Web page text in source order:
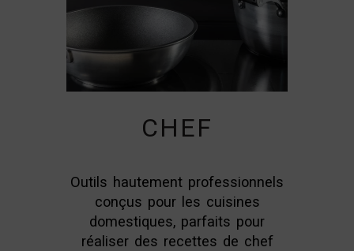
CHEF
Outils hautement professionnels
conçus pour les cuisines
domestiques, parfaits pour
réaliser des recettes de chef